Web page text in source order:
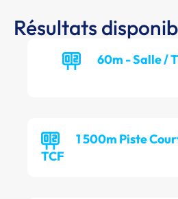
Résultats
60m - Salle /
1 500m Piste
TCF